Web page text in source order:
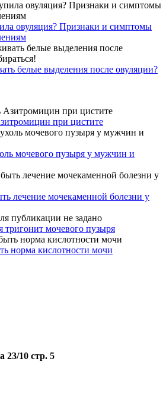
овуляция? Признаки и симптомы
белые выделения после овуляции?
при цистите
мочевого пузыря у мужчин и
лечение мочекаменной болезни у
тригонит мочевого пузыря
норма кислотности мочи
23/10 стр. 5